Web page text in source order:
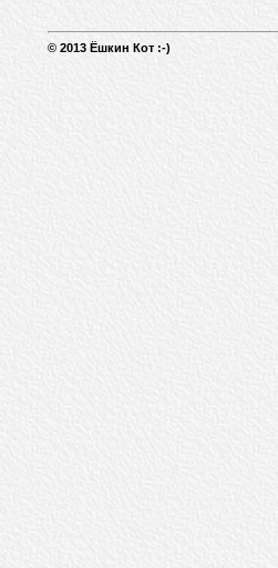
© 2013 Ёшкин Кот :-)